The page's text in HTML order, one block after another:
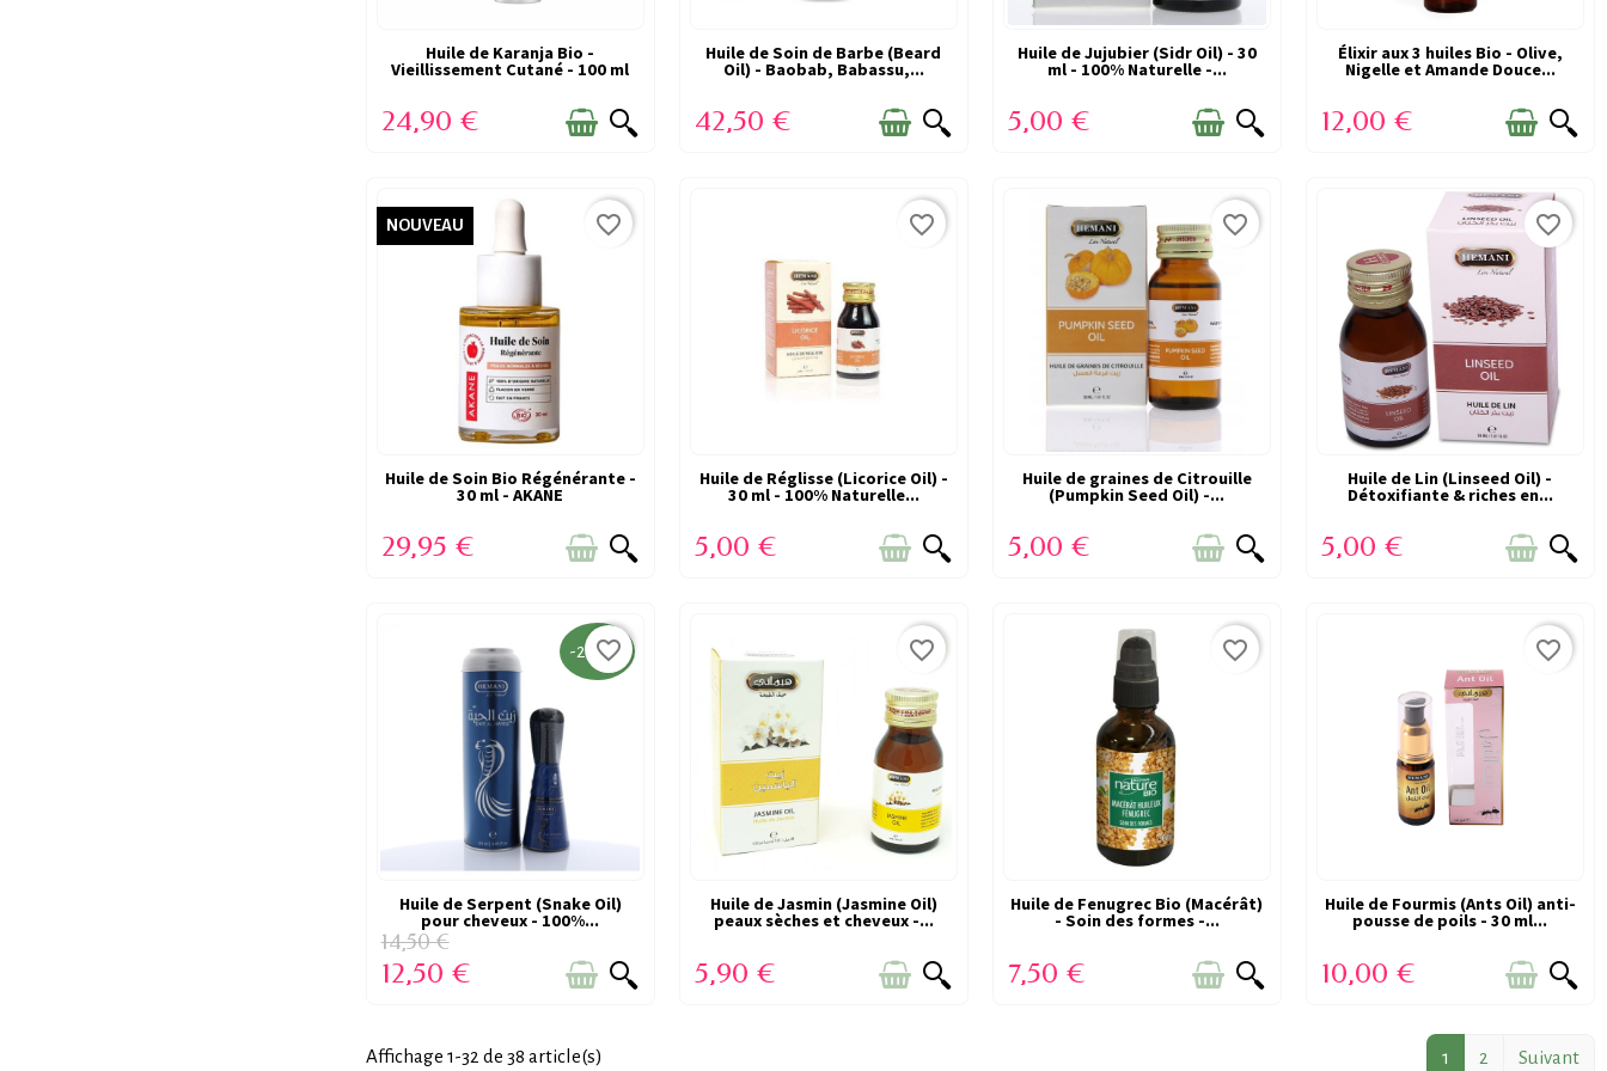
EN STOCK
Huile de Karanja Bio -
Vieillissement Cutané - 100 ml
24,90 €
DERNIERS ARTICLES EN STOCK
Huile de Soin de Barbe (Beard
Oil) - Baobab, Babassu,...
42,50 €
DERNIERS ARTICLES EN STOCK
Huile de Jujubier (Sidr Oil) - 30
ml - 100% Naturelle -...
5,00 €
DERNIERS ARTICLES EN STOCK
Élixir aux 3 huiles Bio - Olive,
Nigelle et Amande Douce...
12,00 €
NOUVEAU
VICTIME DE SON SUCCÈS
(RUPTURE)
favorite_border
Huile de Soin Bio Régénérante -
30 ml - AKANE
29,95 €
VICTIME DE SON SUCCÈS
(RUPTURE)
favorite_border
Huile de Réglisse (Licorice Oil) -
30 ml - 100% Naturelle...
5,00 €
VICTIME DE SON SUCCÈS
(RUPTURE)
favorite_border
Huile de graines de Citrouille
(Pumpkin Seed Oil) -...
5,00 €
VICTIME DE SON SUCCÈS
(RUPTURE)
favorite_border
Huile de Lin (Linseed Oil) -
Détoxifiante & riches en...
5,00 €
-2,00 €
VICTIME DE SON SUCCÈS
(RUPTURE)
favorite_border
Huile de Serpent (Snake Oil)
pour cheveux - 100%...
14,50 €
12,50 €
VICTIME DE SON SUCCÈS
(RUPTURE)
favorite_border
Huile de Jasmin (Jasmine Oil)
peaux sèches et cheveux -...
5,90 €
VICTIME DE SON SUCCÈS
(RUPTURE)
favorite_border
Huile de Fenugrec Bio (Macérât)
- Soin des formes -...
7,50 €
VICTIME DE SON SUCCÈS
(RUPTURE)
favorite_border
Huile de Fourmis (Ants Oil) anti-
pousse de poils - 30 ml...
10,00 €
Affichage 1-32 de 38 article(s) 1 2 Suivant